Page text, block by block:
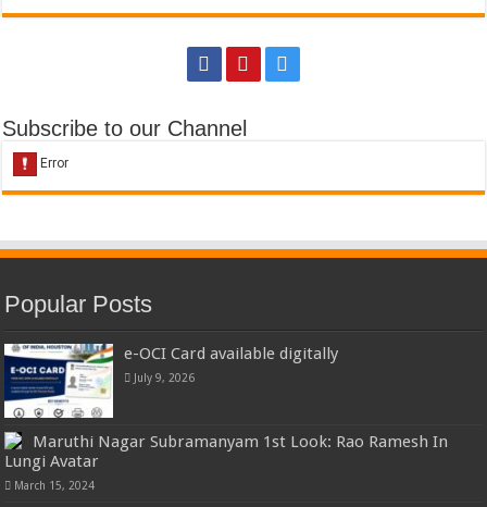
Subscribe to our Channel
Popular Posts
e-OCI Card available digitally
July 9, 2026
Maruthi Nagar Subramanyam 1st Look: Rao Ramesh In
Lungi Avatar
March 15, 2024